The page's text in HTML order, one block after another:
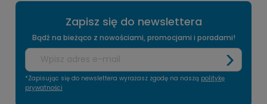
Zapisz się do newslettera
Bądź na bieżąco z nowościami, promocjami i poradami!
*Zapisując się do newslettera wyrażasz zgodę na naszą politykę
prywatności